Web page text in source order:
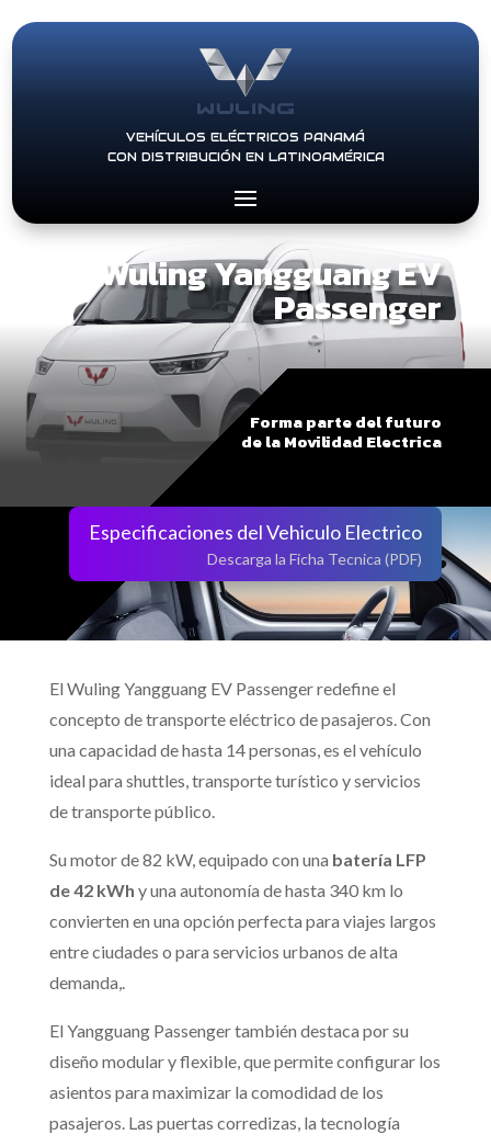
VEHÍCULOS ELÉCTRICOS PANAMÁ
CON DISTRIBUCIÓN EN LATINOAMÉRICA
Wuling Yangguang EV
Passenger
Forma parte del futuro
de la Movilidad Electrica
Especificaciones del Vehiculo Electrico
Descarga la Ficha Tecnica (PDF)
El Wuling Yangguang EV Passenger redefine el
concepto de transporte eléctrico de pasajeros. Con
una capacidad de hasta 14 personas, es el vehículo
ideal para shuttles, transporte turístico y servicios
de transporte público.
Su motor de 82 kW, equipado con una batería LFP
de 42 kWh y una autonomía de hasta 340 km lo
convierten en una opción perfecta para viajes largos
entre ciudades o para servicios urbanos de alta
demanda,.
El Yangguang Passenger también destaca por su
diseño modular y flexible, que permite configurar los
asientos para maximizar la comodidad de los
pasajeros. Las puertas corredizas, la tecnología